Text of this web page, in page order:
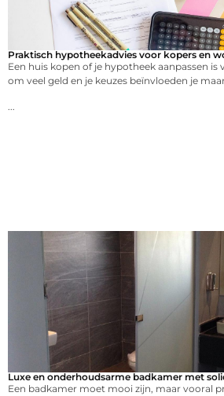
Praktisch hypotheekadvies voor kopers en
Een huis kopen of je hypotheek aanpassen is
om veel geld en je keuzes beïnvloeden je
Luxe en onderhoudsarme badkamer met
Een badkamer moet mooi zijn, maar vooral